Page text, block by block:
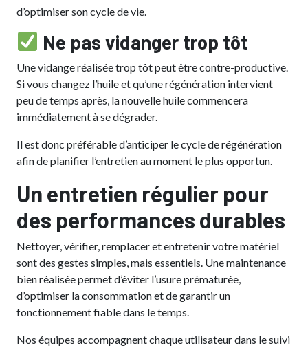
d’optimiser son cycle de vie.
Ne pas vidanger trop tôt
Une vidange réalisée trop tôt peut être contre-productive.
Si vous changez l’huile et qu’une régénération intervient
peu de temps après, la nouvelle huile commencera
immédiatement à se dégrader.
Il est donc préférable d’anticiper le cycle de régénération
afin de planifier l’entretien au moment le plus opportun.
Un entretien régulier pour
des performances durables
Nettoyer, vérifier, remplacer et entretenir votre matériel
sont des gestes simples, mais essentiels. Une maintenance
bien réalisée permet d’éviter l’usure prématurée,
d’optimiser la consommation et de garantir un
fonctionnement fiable dans le temps.
Nos équipes accompagnent chaque utilisateur dans le suivi